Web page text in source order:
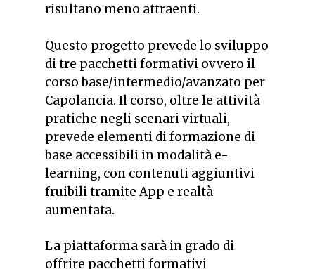
risultano meno attraenti.
Questo progetto prevede lo sviluppo
di tre pacchetti formativi ovvero il
corso base/intermedio/avanzato per
Capolancia. Il corso, oltre le attività
pratiche negli scenari virtuali,
prevede elementi di formazione di
base accessibili in modalità e-
learning, con contenuti aggiuntivi
fruibili tramite App e realtà
aumentata.
La piattaforma sarà in grado di
offrire pacchetti formativi